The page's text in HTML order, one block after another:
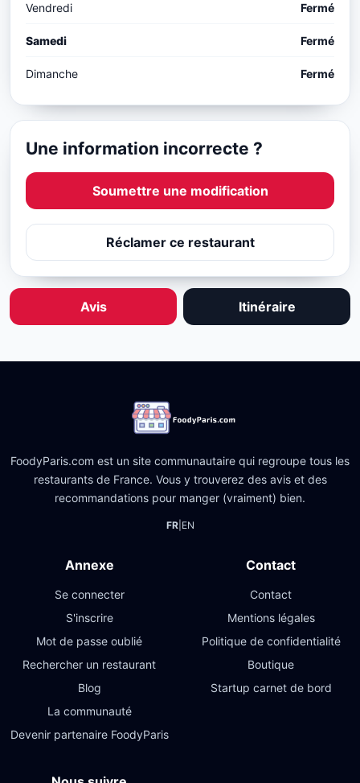
Vendredi Fermé
Samedi Fermé
Dimanche Fermé
Une information incorrecte ?
Soumettre une modification
Réclamer ce restaurant
Avis Itinéraire
FoodyParis.com est un site communautaire qui regroupe tous les
restaurants de France. Vous y trouverez des avis et des
recommandations pour manger (vraiment) bien.
FR| EN
Annexe
Se connecter
S'inscrire
Mot de passe oublié
Rechercher un restaurant
Blog
La communauté
Devenir partenaire FoodyParis
Contact
Contact
Mentions légales
Politique de confidentialité
Boutique
Startup carnet de bord